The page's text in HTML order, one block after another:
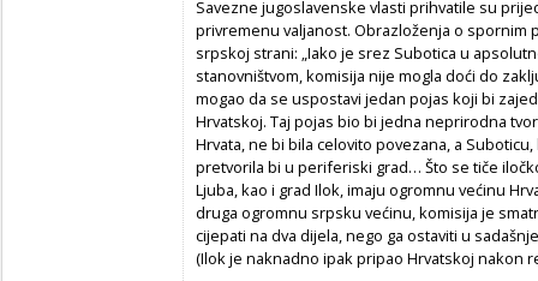
Savezne jugoslavenske vlasti prihvatile su
privremenu valjanost. Obrazloženja o
srpskoj strani: „Iako je srez Subotica u
stanovništvom, komisija nije mogla doći do
mogao da se uspostavi jedan pojas koji bi
Hrvatskoj. Taj pojas bio bi jedna neprirodna
Hrvata, ne bi bila celovito povezana, a
pretvorila bi u periferiski grad… Što se tiče
Ljuba, kao i grad Ilok, imaju ogromnu većinu
druga ogromnu srpsku većinu, komisija je
cijepati na dva dijela, nego ga ostaviti u
(Ilok je naknadno ipak pripao Hrvatskoj nakon